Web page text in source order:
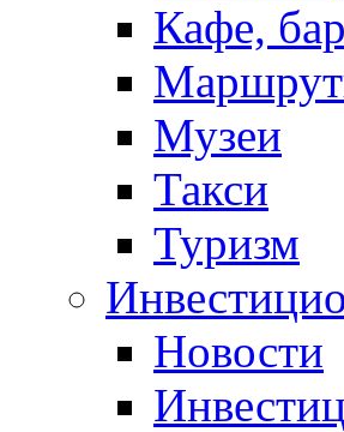
Кафе,
Музеи
Такси
Туризм
Новости